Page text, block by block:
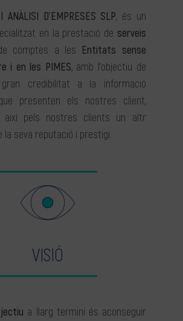
ANÀLISI D’EMPRESES SLP, és un
en la prestació de serveis
comptes a les Entitats sense
i en les PIMES, amb l’objectiu de
credibilitat a la informació
presenten els nostres client,
així pels nostres clients un altr
la seva reputació i prestigi.
VISIÓ
a llarg termini és aconseguir